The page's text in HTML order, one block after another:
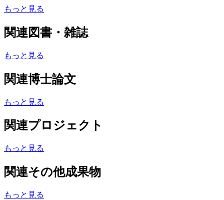
もっと見る
関連図書・雑誌
もっと見る
関連博士論文
もっと見る
関連プロジェクト
もっと見る
関連その他成果物
もっと見る